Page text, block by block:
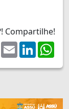
Compartilhe!
TwitterEmailLinkedIn